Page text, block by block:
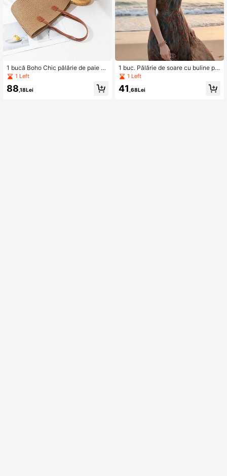
1 bucă Boho Chic pălărie de paie cu
boruri supradimensionate, pălărie d
e soare de vară la modă cu geantă
1 Left
88 ,18Lei
1 buc. Pălărie de soare cu buline pe
ntru femei, cu bor larg, pălărie de pa
ie la modă pentru plajă
1 Left
41 ,68Lei